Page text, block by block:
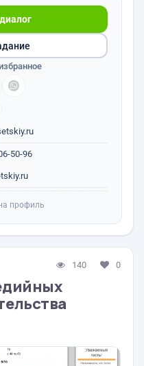
50-96
профиль
140 0